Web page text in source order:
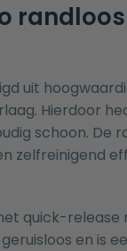
uit
Hierdoor
schoon. De
zelfreinigend
quick-
en is